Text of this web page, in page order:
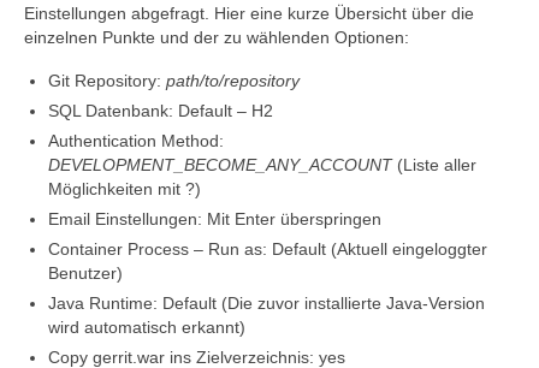
Einstellungen abgefragt. Hier eine kurze Übersicht über die
einzelnen Punkte und der zu wählenden Optionen:
Git Repository: path/to/repository
SQL Datenbank: Default – H2
Authentication Method:
DEVELOPMENT_BECOME_ANY_ACCOUNT(Liste aller
Möglichkeiten mit ?)
Email Einstellungen: Mit Enter überspringen
Container Process – Run as: Default (Aktuell eingeloggter
Benutzer)
Java Runtime: Default (Die zuvor installierte Java-Version
wird automatisch erkannt)
Copy gerrit.war ins Zielverzeichnis: yes